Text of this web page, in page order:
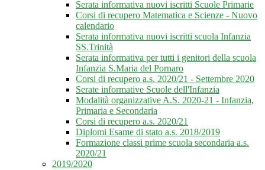
Serata informativa nuovi iscritti Scuole Primarie
Corsi di recupero Matematica e Scienze - Nuovo
calendario
Serata informativa nuovi iscritti scuola Infanzia
SS.Trinità
Serata informativa per tutti i genitori della scuola
Infanzia S.Maria del Pornaro
Corsi di recupero a.s. 2020/21 - Settembre 2020
Serate informative Scuole dell'Infanzia
Modalità organizzative A.S. 2020-21 - Infanzia,
Primaria e Secondaria
Corsi di recupero a.s. 2020/21
Diplomi Esame di stato a.s. 2018/2019
Formazione classi prime scuola secondaria a.s.
2020/21
2019/2020